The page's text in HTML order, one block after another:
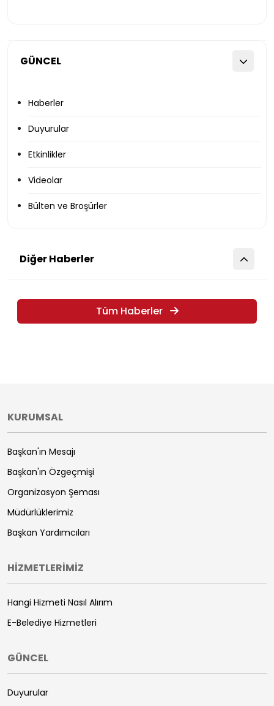
GÜNCEL
Haberler
Duyurular
Etkinlikler
Videolar
Bülten ve Broşürler
Diğer Haberler
Tüm Haberler
KURUMSAL
Başkan'ın Mesajı
Başkan'ın Özgeçmişi
Organizasyon Şeması
Müdürlüklerimiz
Başkan Yardımcıları
HİZMETLERİMİZ
Hangi Hizmeti Nasıl Alırım
E-Belediye Hizmetleri
GÜNCEL
Duyurular